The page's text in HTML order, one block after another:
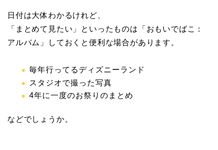
日付は大体わかるけれど、
「まとめて見たい」といったものは「おもいでばこ：
アルバム」しておくと便利な場合があります。
毎年行ってるディズニーランド
スタジオで撮った写真
4年に一度のお祭りのまとめ
などでしょうか。